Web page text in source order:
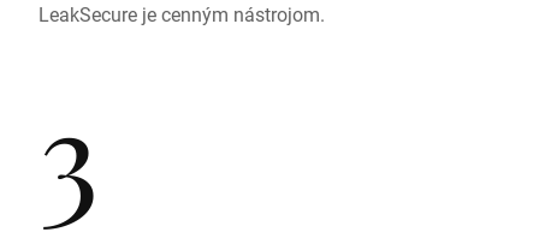
LeakSecure je cenným nástrojom.
3